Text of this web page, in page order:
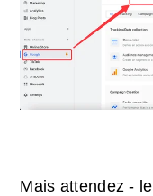
Mais attendez -